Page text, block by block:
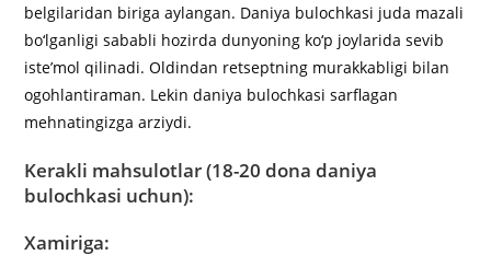
belgilaridan biriga aylangan. Daniya bulochkasi juda mazali
bo‘lganligi sababli hozirda dunyoning ko‘p joylarida sevib
iste’mol qilinadi. Oldindan retseptning murakkabligi bilan
ogohlantiraman. Lekin daniya bulochkasi sarflagan
mehnatingizga arziydi.
Kerakli mahsulotlar (18-20 dona daniya
bulochkasi uchun):
Xamiriga: